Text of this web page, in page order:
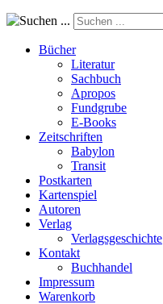
Suchen ...
Bücher
Literatur
Sachbuch
Apropos
Fundgrube
E-Books
Zeitschriften
Babylon
Transit
Postkarten
Kartenspiel
Autoren
Verlag
Verlagsgeschichte
Kontakt
Buchhandel
Impressum
Warenkorb